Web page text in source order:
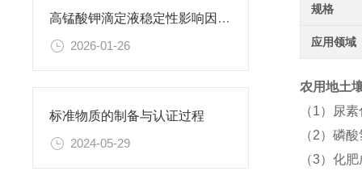
高锰酸钾滴定液稳定性影响因素及保存期限研究
2026-01-26
标准物质的制备与认证过程
2024-05-29
规格
应用领域
农用地土
（1）
（2）磷
（3）